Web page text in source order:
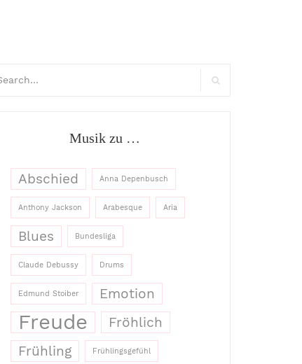
Musik zu …
Abschied Anna Depenbusch
Anthony Jackson Arabesque Aria
Blues Bundesliga
Claude Debussy Drums
Edmund Stoiber Emotion
Freude
Fröhlich
Frühling
Frühlingsgefühl